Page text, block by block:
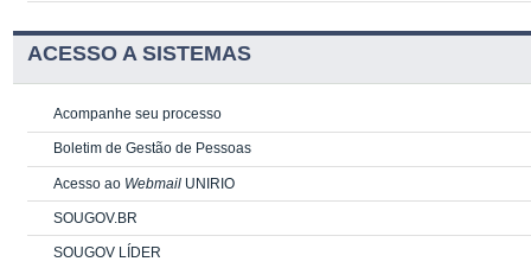
ACESSO A SISTEMAS
Acompanhe seu processo
Boletim de Gestão de Pessoas
Acesso ao Webmail UNIRIO
SOUGOV.BR
SOUGOV LÍDER